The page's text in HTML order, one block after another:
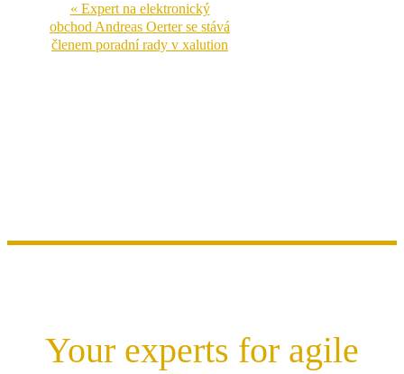
« Expert na elektronický
obchod Andreas Oerter se stává
členem poradní rady v xalution
Your experts for agile